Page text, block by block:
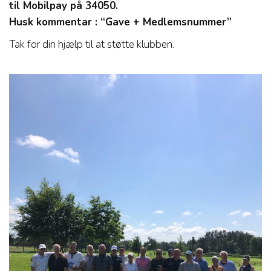
til Mobilpay på 34050.
Husk kommentar : “Gave + Medlemsnummer”
Tak for din hjælp til at støtte klubben.